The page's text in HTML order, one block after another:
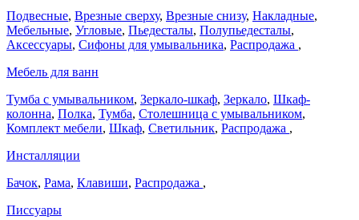
Подвесные, Врезные сверху, Врезные снизу, Накладные,
Мебельные, Угловые, Пьедесталы, Полупьедесталы,
Аксессуары, Сифоны для умывальника, Распродажа ,
Мебель для ванн
Тумба с умывальником, Зеркало-шкаф, Зеркало, Шкаф-
колонна, Полка, Тумба, Столешница с умывальником,
Комплект мебели, Шкаф, Светильник, Распродажа ,
Инсталляции
Бачок, Рама, Клавиши, Распродажа ,
Писсуары